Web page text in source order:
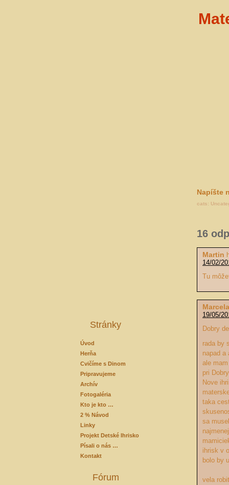
Stránky
Úvod
Herňa
Cvičíme s Dinom
Pripravujeme
Archív
Fotogaléria
Kto je kto …
2 % Návod
Linky
Projekt Detské Ihrisko
Písali o nás …
Kontakt
Fórum
Napíšte
cats:
16
Martin
14/02/
Tu
Marcela
19/05/
Dobry
rada by
napad a
ale
pri
Nove
taka
sa
ihrisk v
bolo by
vela